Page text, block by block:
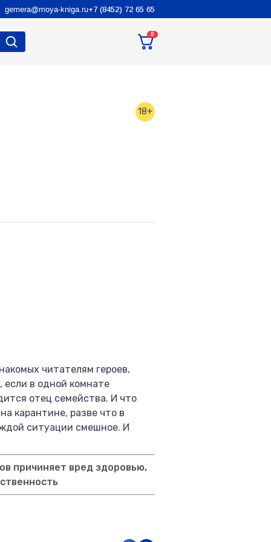
gemera@moya-kniga.ru+7 (8452) 72 65 65
0
18+
читателям героев,
если в одной комнате
отец семейства. И что
карантине, разве что в
ситуации смешное. И
причиняет вред здоровью,